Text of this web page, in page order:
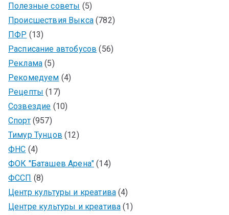
Полезные советы (5)
Происшествия Выкса(782)
ПФР (13)
Расписание автобусов (56)
Реклама (5)
Рекомедуем (4)
Рецепты (17)
Созвездие (10)
Спорт(957)
Тимур Тунцов (12)
ФНС (4)
ФОК "Баташев Арена" (14)
ФССП (8)
Центр культуры и креатива (4)
Центре культуры и креатива (1)